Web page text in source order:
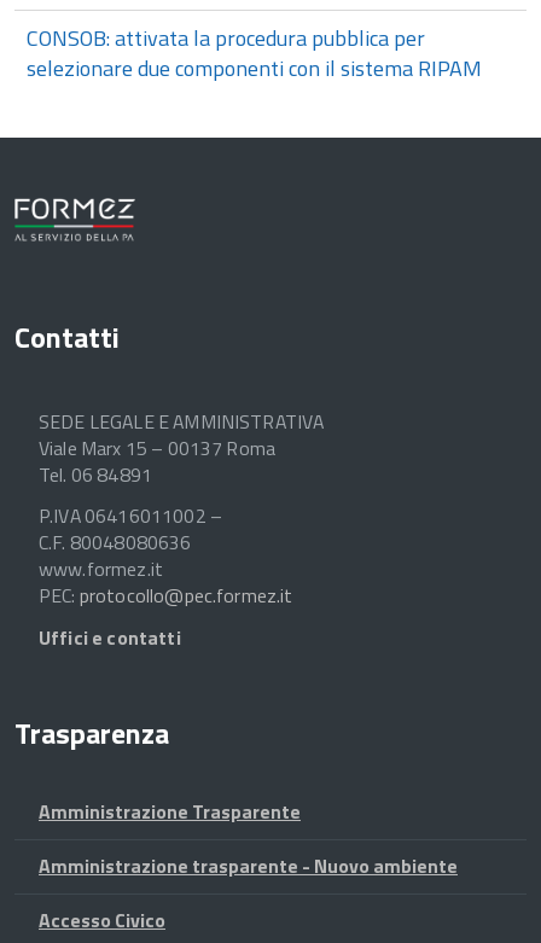
CONSOB: attivata la procedura pubblica per
selezionare due componenti con il sistema RIPAM
Contatti
SEDE LEGALE E AMMINISTRATIVA
Viale Marx 15 – 00137 Roma
Tel. 06 84891
P.IVA 06416011002 –
C.F. 80048080636
www.formez.it
PEC: protocollo@pec.formez.it
Uffici e contatti
Trasparenza
Amministrazione Trasparente
Amministrazione trasparente - Nuovo ambiente
Accesso Civico